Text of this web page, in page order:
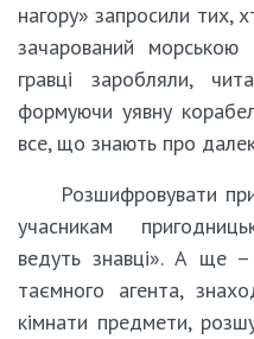
нагору» запросили тих,
зачарований морською
гравці заробляли,
формуючи уявну
все, що знають про
Розшифровувати
учасникам
ведуть знавці». А ще
таємного агента,
кімнати предмети,